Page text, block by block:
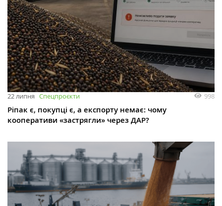
22 липня Спецпроєкти 998
Ріпак є, покупці є, а експорту немає: чому
кооперативи «застрягли» через ДАР?